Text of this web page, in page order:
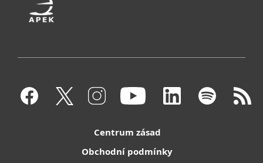
Centrum zásad
Obchodní podmínky